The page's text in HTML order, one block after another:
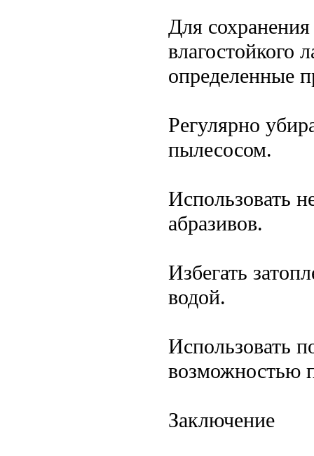
Для
влагостойкого
определенные
Регулярно
пылесосом.
Использовать
абразивов.
Избегать
водой.
Использовать
возможностью
Заключение